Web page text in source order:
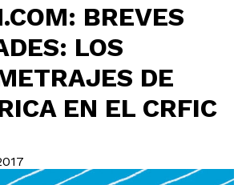
BREVES
LOS
DE
EN EL CRFIC